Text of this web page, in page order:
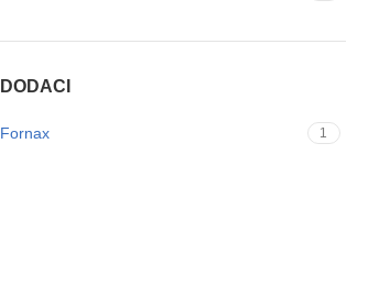
DODACI
Fornax 1